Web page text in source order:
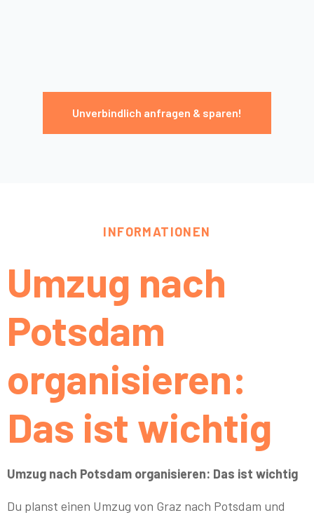
Unverbindlich anfragen & sparen!
INFORMATIONEN
Umzug nach
Potsdam
organisieren:
Das ist wichtig
Umzug nach Potsdam organisieren: Das ist wichtig
Du planst einen Umzug von Graz nach Potsdam und